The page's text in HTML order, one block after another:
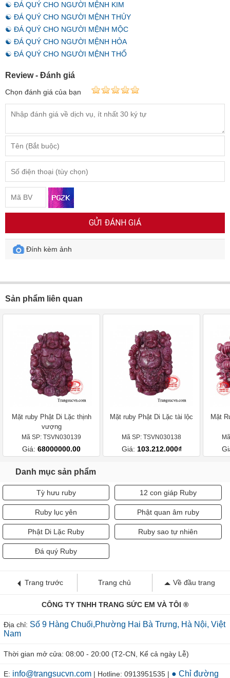
☯ ĐÁ QUÝ CHO NGƯỜI MỆNH KIM
☯ ĐÁ QUÝ CHO NGƯỜI MỆNH THỦY
☯ ĐÁ QUÝ CHO NGƯỜI MỆNH MỘC
☯ ĐÁ QUÝ CHO NGƯỜI MỆNH HỎA
☯ ĐÁ QUÝ CHO NGƯỜI MỆNH THỔ
Review - Đánh giá
Chọn đánh giá của bạn
GỬI ĐÁNH GIÁ
Đính kèm ảnh
Sản phẩm liên quan
Mặt ruby Phật Di Lặc thịnh
vượng
Mã SP: TSVN030139
Giá: 68000000.00
Mặt ruby Phật Di Lặc tài lộc
Mã SP: TSVN030138
Giá: 103.212.000₫
Mặt
Danh mục sản phẩm
Tỳ hưu ruby 12 con giáp Ruby
Ruby lục yên Phật quan âm ruby
Phật Di Lặc Ruby Ruby sao tự nhiên
Đá quý Ruby
Trang trước Trang chủ Về đầu trang
CÔNG TY TNHH TRANG SỨC EM VÀ TÔI ®
Địa chỉ: Số 9 Hàng Chuối,Phường Hai Bà Trưng, Hà Nội, Việt
Nam
Thời gian mở cửa: 08:00 - 20:00 (T2-CN, Kể cả ngày Lễ)
E: info@trangsucvn.com | Hotline: 0913951535 | ● Chỉ đường